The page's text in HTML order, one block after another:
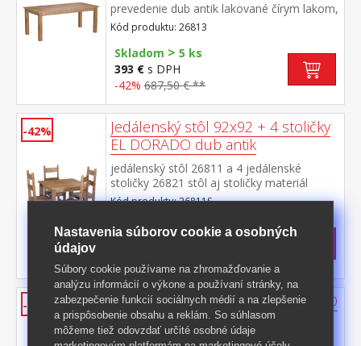
prevedenie dub antik lakované čírym lakom,
vlis drevenej štruktúry súčasť zostavy EL
DORADO
Kód produktu: 26813
Skladom > 5 ks
393 € s DPH
-42% 687,50 € **
-42%
Jedálenský stôl 92x92 + 4 stoličky
EL DORADO dub antik
jedálenský stôl 26811 a 4 jedálenské
stoličky 26821 stôl aj stoličky materiál
masív borovica, farebné prevedenie dub
štruktúry rozmer stola (š/h/v) 92 × 92 × 76
cm rozmer stoličky (š/h/v) 43 × 49 × 107
Kód produktu: 26811S
Skladom>5 ks
-40%
Jedálenský stôl 92x92 EL DORADO
dub antik
materiál masív borovica, farebné
Nastavenia súborov cookie a osobných
údajov
Súbory cookie používame na zhromažďovanie a
analýzu informácií o výkone a používaní stránky, na
zabezpečenie funkcií sociálnych médií a na zlepšenie
a prispôsobenie obsahu a reklám. So súhlasom
môžeme tiež odovzdať určité osobné údaje